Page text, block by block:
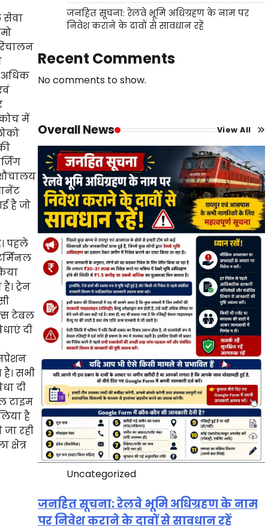
सेवा
अधिक
में
है जो
पहले
ट्रेन
टेबल
दी
सभी
दी
टाइम
है
रही
क्षेत्र
जनहित सूचना: रेलवे भूमि अधिग्रहण के नाम पर
निवेश कराने के दावों से सावधान रहें
Recent Comments
No comments to show.
Overall News View All
Uncategorized
जनहित सूचना: रेलवे भूमि अधिग्रहण के नाम
पर निवेश कराने के दावों से सावधान रहें